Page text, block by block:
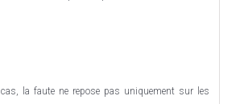
la faute ne repose pas uniquement sur les